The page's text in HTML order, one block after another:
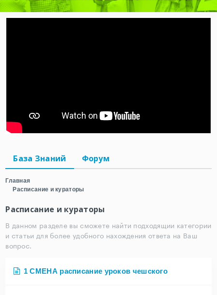
База Знаний Форум
Главная
Расписание и кураторы
Расписание и кураторы
В данном разделе вы сможете найти подходящии категории
и статьи для более удобного нахождения ответа на Ваш
вопрос.
1 СМЕНА расписание уроков чешского